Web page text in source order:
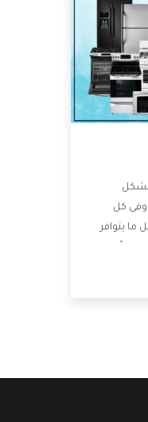
بشكل
وفى كل
ما يتوافر
أقوى